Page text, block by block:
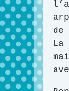
de
La